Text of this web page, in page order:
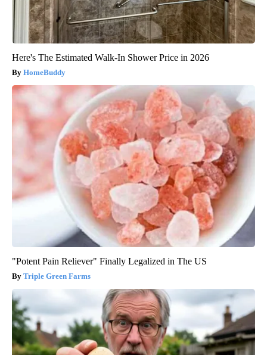
Here's The Estimated Walk-In Shower Price in 2026
HomeBuddy
"Potent Pain Reliever" Finally Legalized in The US
Triple Green Farms